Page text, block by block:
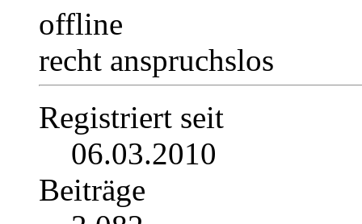
recht anspruchslos
Registriert seit
06.03.2010
Beiträge